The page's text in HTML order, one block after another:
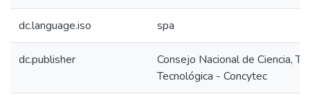
dc.language.iso spa
dc.publisher
Consejo Nacional de Ciencia,
Tecnológica - Concytec